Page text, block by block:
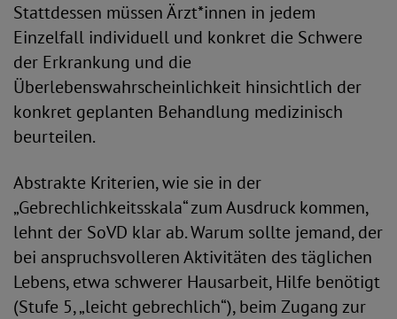
Stattdessen müssen Ärzt*innen in jedem
Einzelfall individuell und konkret die Schwere
der Erkrankung und die
Überlebenswahrscheinlichkeit hinsichtlich der
konkret geplanten Behandlung medizinisch
beurteilen.
Abstrakte Kriterien, wie sie in der
„Gebrechlichkeitsskala“ zum Ausdruck kommen,
lehnt der SoVD klar ab. Warum sollte jemand, der
bei anspruchsvolleren Aktivitäten des täglichen
Lebens, etwa schwerer Hausarbeit, Hilfe benötigt
(Stufe 5, „leicht gebrechlich“), beim Zugang zur